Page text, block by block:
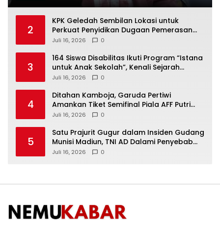
2
KPK Geledah Sembilan Lokasi untuk
Perkuat Penyidikan Dugaan Pemerasan
Bupati Sukoharjo Nonaktif
Juli 16, 2026 0
3
164 Siswa Disabilitas Ikuti Program “Istana
untuk Anak Sekolah”, Kenali Sejarah
Bangsa dan Pemerintahan
Juli 16, 2026 0
4
Ditahan Kamboja, Garuda Pertiwi
Amankan Tiket Semifinal Piala AFF Putri
2026
Juli 16, 2026 0
5
Satu Prajurit Gugur dalam Insiden Gudang
Munisi Madiun, TNI AD Dalami Penyebab
Ledakan
Juli 16, 2026 0